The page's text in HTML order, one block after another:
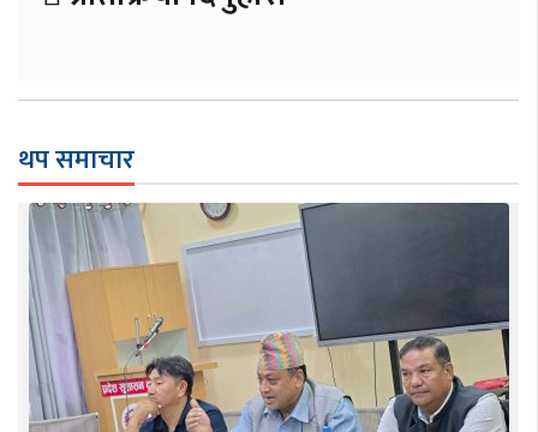
थप समाचार